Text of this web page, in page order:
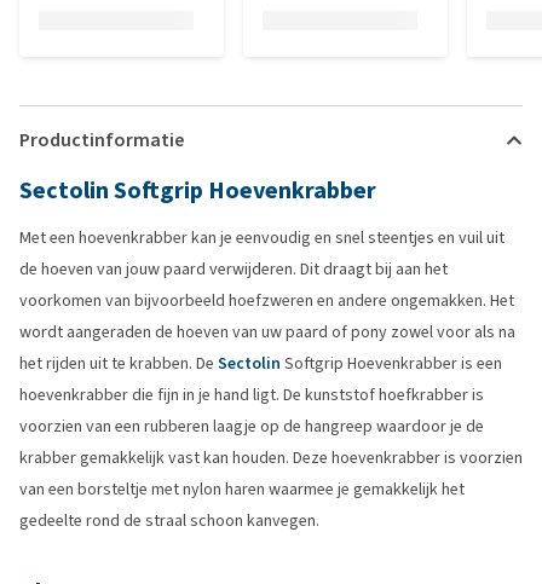
Productinformatie
Sectolin Softgrip Hoevenkrabber
Met een hoevenkrabber kan je eenvoudig en snel steentjes en vuil uit
de hoeven van jouw paard verwijderen. Dit draagt bij aan het
voorkomen van bijvoorbeeld hoefzweren en andere ongemakken. Het
wordt aangeraden de hoeven van uw paard of pony zowel voor als na
het rijden uit te krabben. De Sectolin Softgrip Hoevenkrabber is een
hoevenkrabber die fijn in je hand ligt. De kunststof hoefkrabber is
voorzien van een rubberen laagje op de hangreep waardoor je de
krabber gemakkelijk vast kan houden. Deze hoevenkrabber is voorzien
van een borsteltje met nylon haren waarmee je gemakkelijk het
gedeelte rond de straal schoon kanvegen.